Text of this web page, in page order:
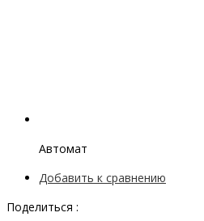
Автомат
Добавить к сравнению
Поделиться :